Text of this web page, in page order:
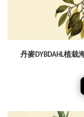
丹麥DYBDAHL植栽